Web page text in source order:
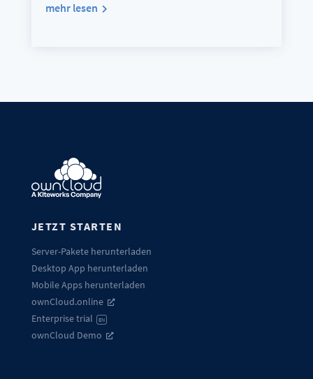
mehr lesen
JETZT STARTEN
Server-Pakete herunterladen
Desktop App herunterladen
Mobile Apps herunterladen
ownCloud.online
Enterprise trial
EN
ownCloud Demo